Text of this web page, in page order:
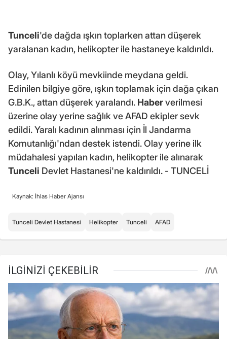
Tunceli'de dağda ışkın toplarken attan düşerek
yaralanan kadın, helikopter ile hastaneye kaldırıldı.
Olay, Yılanlı köyü mevkiinde meydana geldi.
Edinilen bilgiye göre, ışkın toplamak için dağa çıkan
G.B.K., attan düşerek yaralandı. Haberverilmesi
üzerine olay yerine sağlık ve AFAD ekipler sevk
edildi. Yaralı kadının alınması için İl Jandarma
Komutanlığı'ndan destek istendi. Olay yerine ilk
müdahalesi yapılan kadın, helikopter ile alınarak
Tunceli Devlet Hastanesi'ne kaldırıldı. - TUNCELİ
Kaynak: İhlas Haber Ajansı
Tunceli Devlet Hastanesi Helikopter Tunceli AFAD